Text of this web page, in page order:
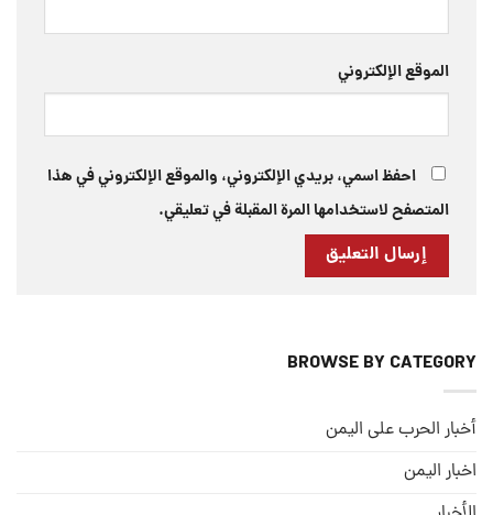
الموقع الإلكتروني
احفظ اسمي، بريدي الإلكتروني، والموقع الإلكتروني في هذا
المتصفح لاستخدامها المرة المقبلة في تعليقي.
BROWSE BY CATEGORY
أخبار الحرب على اليمن
اخبار اليمن